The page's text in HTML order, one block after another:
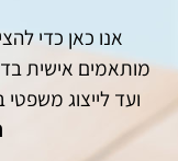
אנו כאן כדי
מותאמים אישית
ועד לייצוג